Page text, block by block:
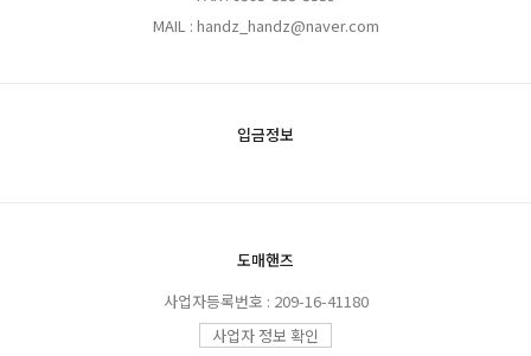
MAIL : handz_handz@naver.com
입금정보
도매핸즈
사업자등록번호 : 209-16-41180
사업자 정보 확인